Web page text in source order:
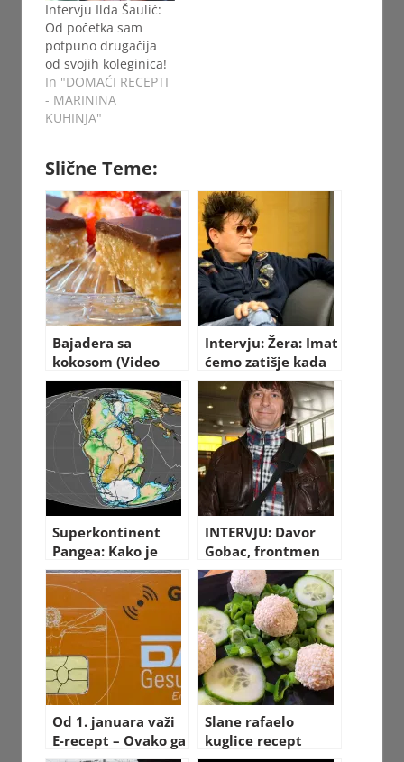
Intervju Ilda Šaulić:
Od početka sam
potpuno drugačija
od svojih koleginica!
In "DOMAĆI RECEPTI
- MARININA
KUHINJA"
Slične Teme:
Bajadera sa
kokosom (Video
recept)
Intervju: Žera: Imat
ćemo zatišje kada
umremo
Superkontinent
Pangea: Kako je
izgledao svijet
nekada
INTERVJU: Davor
Gobac, frontmen
“Psihomodo popa”
Od 1. januara važi
E-recept – Ovako ga
Slane rafaelo
kuglice recept